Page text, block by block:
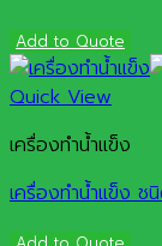
Add to Quote
Quick View
เครื่องทำน้ำแข็ง
เครื่องทำน้ำแข็ง